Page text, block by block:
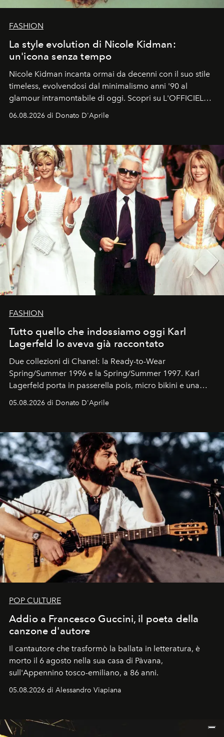
FASHION
La style evolution di Nicole Kidman:
un'icona senza tempo
Nicole Kidman incanta ormai da decenni con il suo stile
timeless, evolvendosi dal minimalismo anni '90 al
glamour intramontabile di oggi. Scopri su L'OFFICIEL
06.08.2026 di Donato D'Aprile
FASHION
Tutto quello che indossiamo oggi Karl
Lagerfeld lo aveva già raccontato
Due collezioni di Chanel: la Ready-to-Wear
Spring/Summer 1996 e la Spring/Summer 1997. Karl
Lagerfeld porta in passerella pois, micro bikini e una
Kate, Claudia e Carla una dietro l'altra. Trent'anni dopo,
uno dei documenti più contemporanei che abbiamo.
05.08.2026 di Donato D'Aprile
POP CULTURE
Addio a Francesco Guccini, il poeta della
canzone d'autore
Il cantautore che trasformò la ballata in letteratura, è
morto il 6 agosto nella sua casa di Pàvana,
sull'Appennino tosco-emiliano, a 86 anni.
05.08.2026 di Alessandro Viapiana